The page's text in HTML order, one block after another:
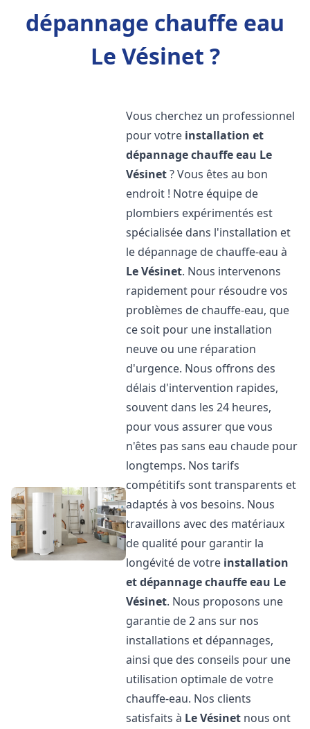
dépannage chauffe eau
Le Vésinet ?
Vous cherchez un professionnel
pour votre installation et
dépannage chauffe eau Le
Vésinet? Vous êtes au bon
endroit ! Notre équipe de
plombiers expérimentés est
spécialisée dans l'installation et
le dépannage de chauffe-eau à
Le Vésinet. Nous intervenons
rapidement pour résoudre vos
problèmes de chauffe-eau, que
ce soit pour une installation
neuve ou une réparation
d'urgence. Nous offrons des
délais d'intervention rapides,
souvent dans les 24 heures,
pour vous assurer que vous
n'êtes pas sans eau chaude pour
longtemps. Nos tarifs
compétitifs sont transparents et
adaptés à vos besoins. Nous
travaillons avec des matériaux
de qualité pour garantir la
longévité de votre installation
et dépannage chauffe eau Le
Vésinet. Nous proposons une
garantie de 2 ans sur nos
installations et dépannages,
ainsi que des conseils pour une
utilisation optimale de votre
chauffe-eau. Nos clients
satisfaits à Le Vésinet nous ont